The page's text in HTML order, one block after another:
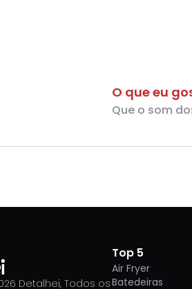
O que eu
Que o som
Detalhei, Todos os
Top 5
Air Fryer
Batedeiras